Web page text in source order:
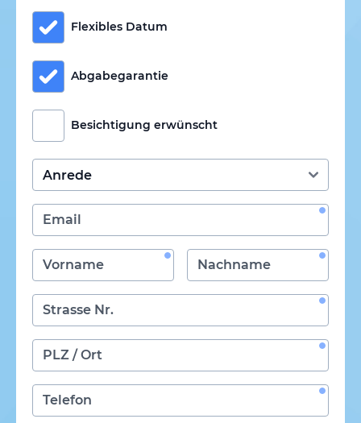
Flexibles Datum
Abgabegarantie
Besichtigung erwünscht